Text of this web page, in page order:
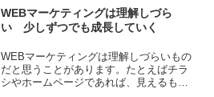
それはその人の考えであり...
WEBマーケティングは理解しづら
い 少しずつでも成長していく
WEBマーケティングは理解しづらいもの
だと思うことがあります。たとえばチラ
シやホームページであれば、見えるもの